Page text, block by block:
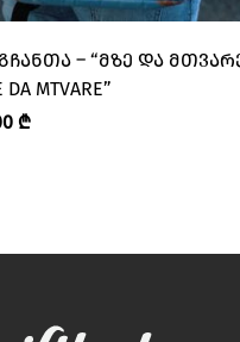
– “ᲛᲖᲔ ᲓᲐ
DA MTVARE”
₾